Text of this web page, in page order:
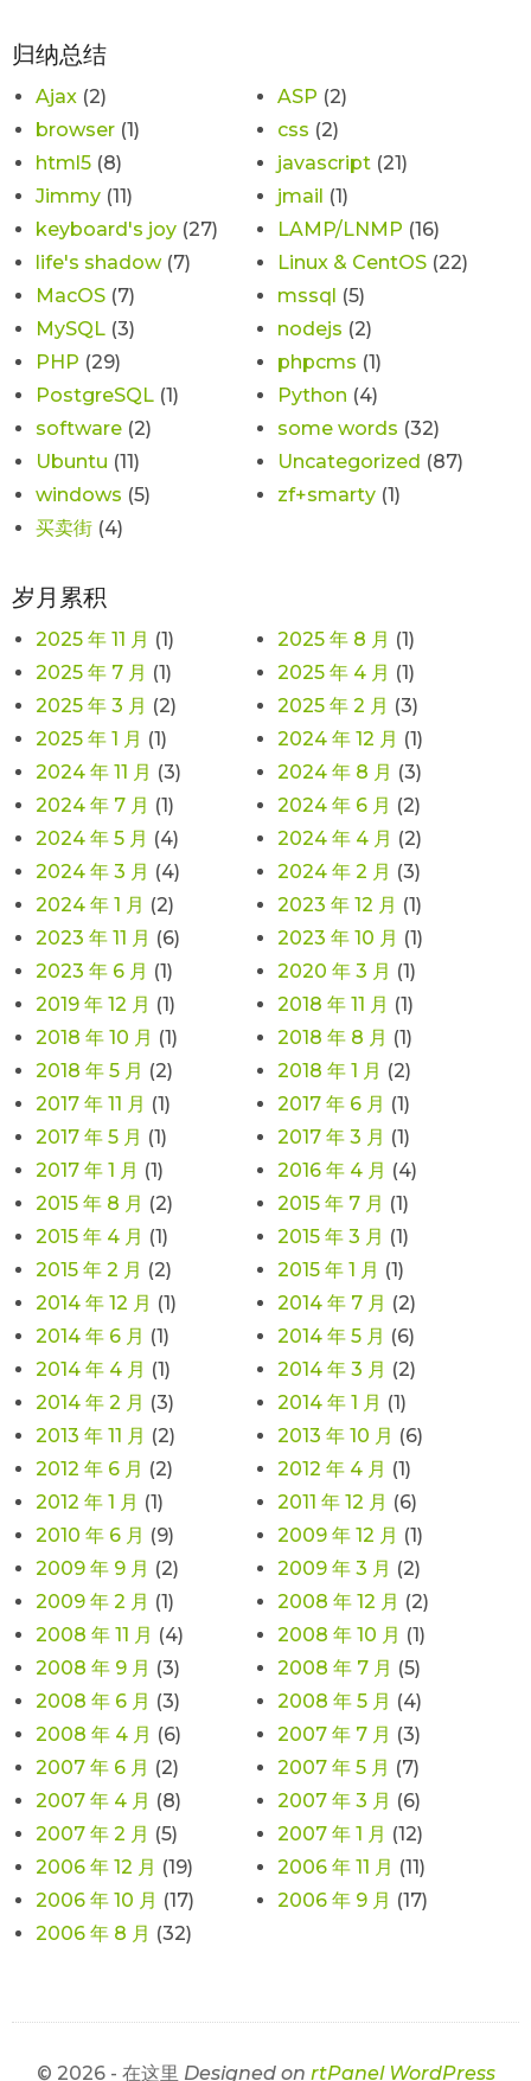
归纳总结
Ajax (2) ASP (2)
browser (1) css (2)
html5 (8) javascript (21)
Jimmy (11) jmail (1)
keyboard's joy (27) LAMP/LNMP (16)
life's shadow(7) Linux & CentOS (22)
MacOS (7) mssql (5)
MySQL (3) nodejs (2)
PHP (29) phpcms (1)
PostgreSQL (1) Python (4)
software (2) some words (32)
Ubuntu (11) Uncategorized (87)
windows (5) zf+smarty (1)
买卖街 (4)
岁月累积
2025 年 11 月 (1) 2025 年 8 月 (1)
2025 年 7 月 (1) 2025 年 4 月 (1)
2025 年 3 月 (2) 2025 年 2 月 (3)
2025 年 1 月 (1) 2024 年 12 月 (1)
2024 年 11 月 (3) 2024 年 8 月 (3)
2024 年 7 月 (1) 2024 年 6 月 (2)
2024 年 5 月 (4) 2024 年 4 月 (2)
2024 年 3 月 (4) 2024 年 2 月 (3)
2024 年 1 月 (2) 2023 年 12 月 (1)
2023 年 11 月 (6) 2023 年 10 月 (1)
2023 年 6 月 (1) 2020 年 3 月 (1)
2019 年 12 月 (1) 2018 年 11 月 (1)
2018 年 10 月 (1) 2018 年 8 月 (1)
2018 年 5 月 (2) 2018 年 1 月 (2)
2017 年 11 月 (1) 2017 年 6 月 (1)
2017 年 5 月 (1) 2017 年 3 月 (1)
2017 年 1 月 (1) 2016 年 4 月 (4)
2015 年 8 月 (2) 2015 年 7 月 (1)
2015 年 4 月 (1) 2015 年 3 月 (1)
2015 年 2 月 (2) 2015 年 1 月 (1)
2014 年 12 月 (1) 2014 年 7 月 (2)
2014 年 6 月 (1) 2014 年 5 月 (6)
2014 年 4 月 (1) 2014 年 3 月 (2)
2014 年 2 月 (3) 2014 年 1 月 (1)
2013 年 11 月 (2) 2013 年 10 月 (6)
2012 年 6 月 (2) 2012 年 4 月 (1)
2012 年 1 月 (1) 2011 年 12 月 (6)
2010 年 6 月 (9) 2009 年 12 月 (1)
2009 年 9 月 (2) 2009 年 3 月 (2)
2009 年 2 月 (1) 2008 年 12 月 (2)
2008 年 11 月 (4) 2008 年 10 月 (1)
2008 年 9 月 (3) 2008 年 7 月 (5)
2008 年 6 月 (3) 2008 年 5 月 (4)
2008 年 4 月 (6) 2007 年 7 月 (3)
2007 年 6 月 (2) 2007 年 5 月 (7)
2007 年 4 月 (8) 2007 年 3 月 (6)
2007 年 2 月 (5) 2007 年 1 月 (12)
2006 年 12 月 (19) 2006 年 11 月 (11)
2006 年 10 月 (17) 2006 年 9 月 (17)
2006 年 8 月 (32)
© 2026 - 在这里 Designed on rtPanel WordPress